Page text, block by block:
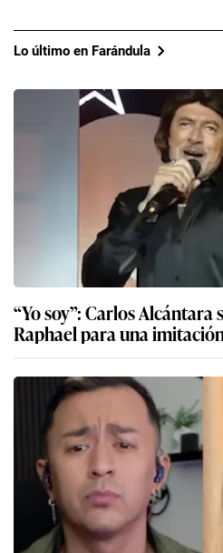
Lo último en Farándula
“Yo soy”: Carlos
Raphael para una